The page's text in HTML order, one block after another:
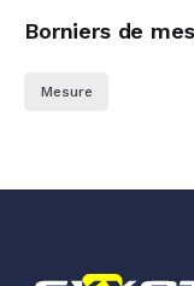
Borniers de
Mesure